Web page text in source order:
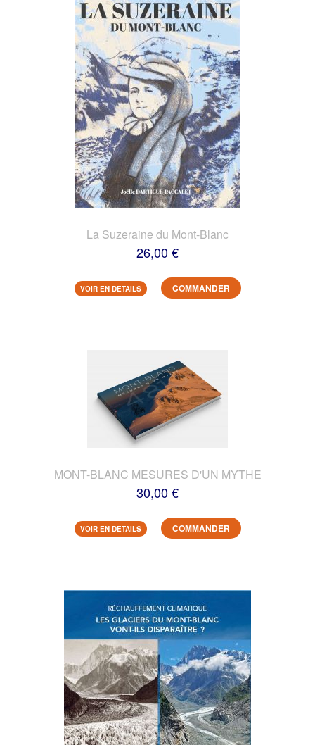
La Suzeraine du Mont-Blanc
26,00 €
VOIR EN DETAILS COMMANDER
MONT-BLANC MESURES D'UN MYTHE
30,00 €
VOIR EN DETAILS COMMANDER